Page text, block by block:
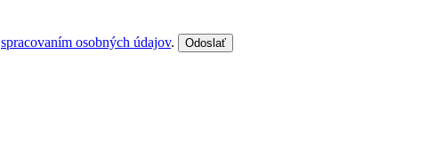
spracovaním osobných údajov. Odoslať